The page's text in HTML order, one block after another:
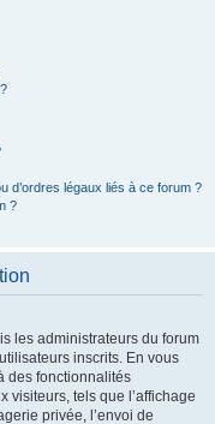
d’ordres légaux liés à ce forum ?
?
les administrateurs du forum
inscrits. En vous
des fonctionnalités
visiteurs, tels que l’affichage
privée, l’envoi de